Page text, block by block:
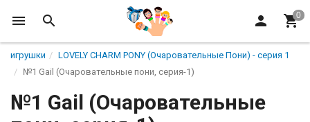
игрушки
LOVELY CHARM PONY (Очаровательные Пони) - серия 1
№1 Gail (Очаровательные пони, серия-1)
№1 Gail (Очаровательные